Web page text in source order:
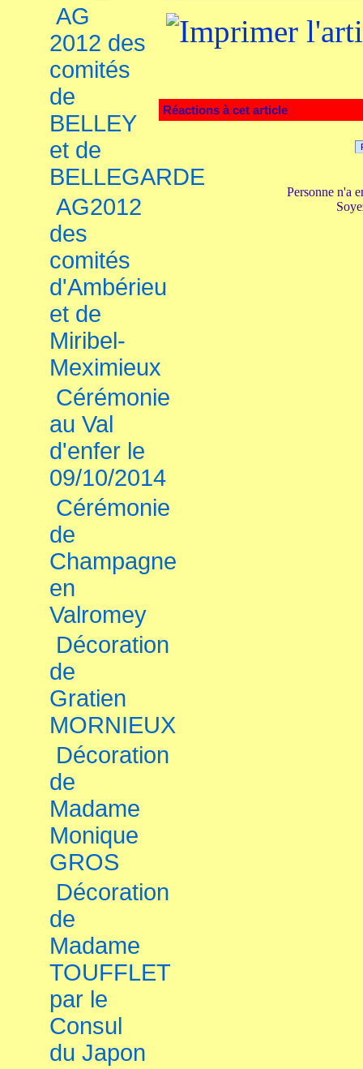
AG
2012 des
comités
de
BELLEY
et de
BELLEGARDE
AG2012
des
comités
d'Ambérieu
et de
Miribel-
Meximieux
Cérémonie
au Val
d'enfer le
09/10/2014
Cérémonie
de
Champagne
en
Valromey
Décoration
de
Gratien
MORNIEUX
Décoration
de
Madame
Monique
GROS
Décoration
de
Madame
TOUFFLET
par le
Consul
du Japon
Réactions à cet article
Personne n'a